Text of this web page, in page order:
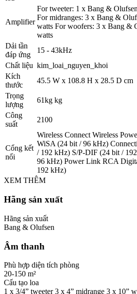
Amplifier
For tweeter: 1 x Bang &
For midranges: 3 x Bang &
watts For woofers: 3 x Bang &
watts
Dải tần
đáp ứng
15 - 43kHz
Chất liệu kim_loai_nguyen_khoi
Kích
thước
45.5 W x 108.8 H x 28.5 D cm
Trọng
lượng
61kg kg
Công
suất
2100
Cổng kết
nối
Wireless Connect Wireless
WiSA (24 bit / 96 kHz)
/ 192 kHz) S/P-DIF (24 bit /
96 kHz) Power Link RCA
192 kHz)
XEM THÊM
Hãng sản xuất
Hãng sản xuất
Bang & Olufsen
Âm thanh
Phù hợp diện tích phòng
20-150 m²
Cấu tạo loa
1 x 3/4” tweeter 3 x 4” midrange 3 x 10”